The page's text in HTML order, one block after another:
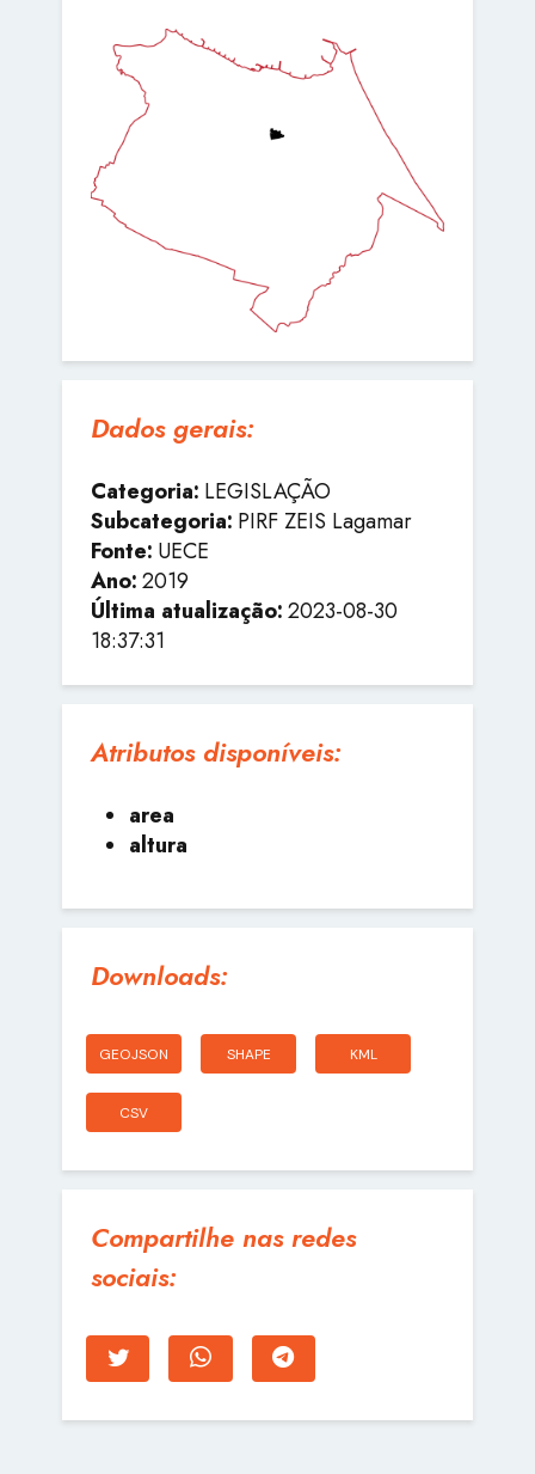
Dados gerais:
Categoria: LEGISLAÇÃO
Subcategoria: PIRF ZEIS Lagamar
Fonte: UECE
Ano:2019
Última atualização:2023-08-30
18:37:31
Atributos disponíveis:
area
altura
Downloads:
GEOJSON SHAPE KML
CSV
Compartilhe nas redes
sociais: